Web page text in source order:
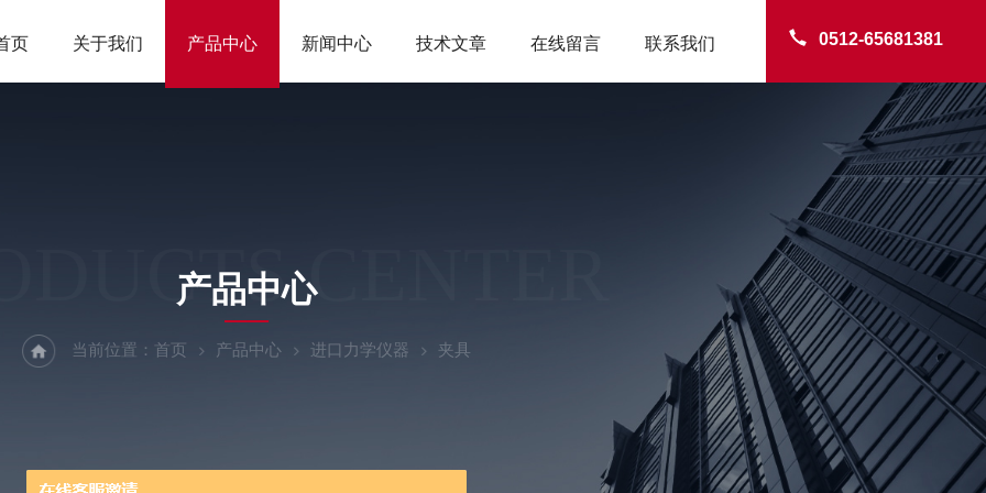
0512-65681381
页 关于我们 产品中心 新闻中心 技术文章 在线留言 联系我们
CENTER
产品中心
当前位置： 首页 产品中心 进口力学仪器 夹具